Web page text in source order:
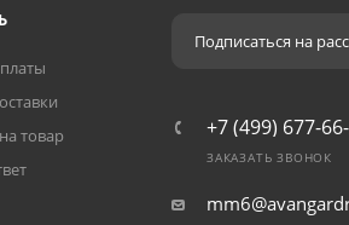
товар
Подписаться на
+7 (499) 677-
ЗАКАЗАТЬ ЗВОНОК